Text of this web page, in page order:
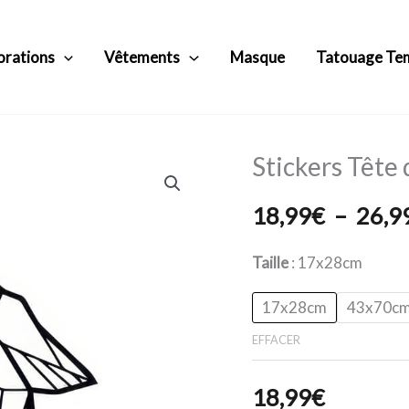
Vêtements Masque Tatouage
Stickers Tête
18,99€ –
Taille 17x28cm
17x28cm
EFFACER
18,99€
quantité
Stickers
Loup
Origami